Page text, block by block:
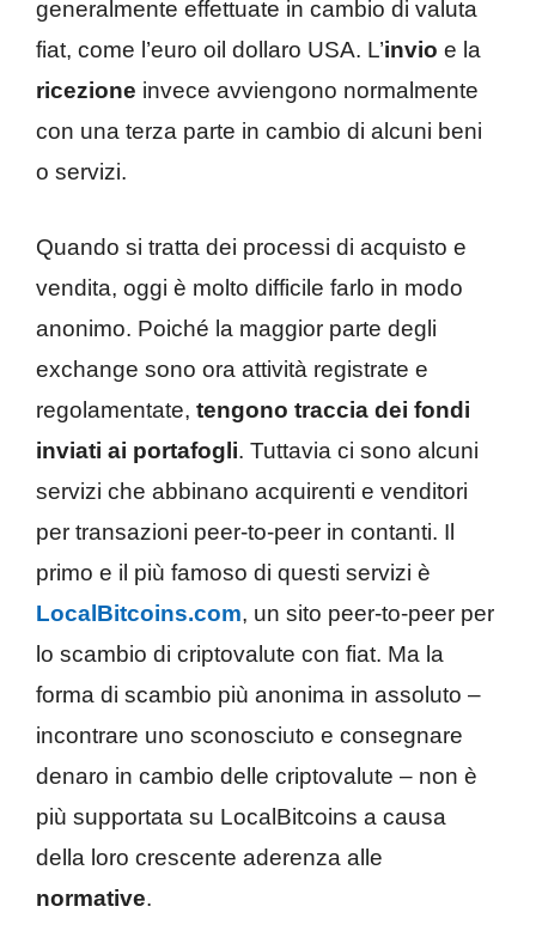
generalmente effettuate in cambio di valuta
fiat, come l’euro oil dollaro USA. L’invio e la
ricezione invece avviengono normalmente
con una terza parte in cambio di alcuni beni
o servizi.
Quando si tratta dei processi di acquisto e
vendita, oggi è molto difficile farlo in modo
anonimo. Poiché la maggior parte degli
exchange sono ora attività registrate e
regolamentate, tengono traccia dei fondi
inviati ai portafogli. Tuttavia ci sono alcuni
servizi che abbinano acquirenti e venditori
per transazioni peer-to-peer in contanti. Il
primo e il più famoso di questi servizi è
LocalBitcoins.com, un sito peer-to-peer per
lo scambio di criptovalute con fiat. Ma la
forma di scambio più anonima in assoluto –
incontrare uno sconosciuto e consegnare
denaro in cambio delle criptovalute – non è
più supportata su LocalBitcoins a causa
della loro crescente aderenza alle
normative.